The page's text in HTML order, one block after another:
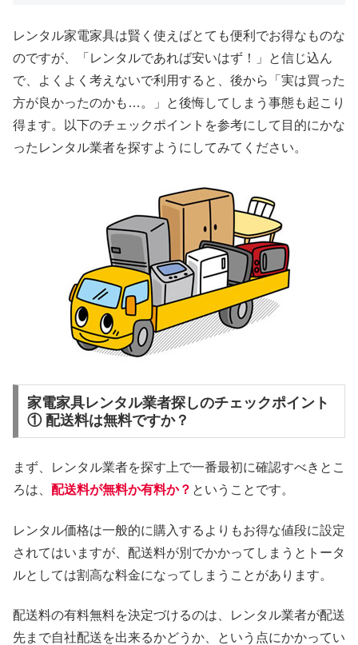
レンタル家電家具は賢く使えばとても便利でお得なものな
のですが、「レンタルであれば安いはず！」と信じ込ん
で、よくよく考えないで利用すると、後から「実は買った
方が良かったのかも…。」と後悔してしまう事態も起こり
得ます。以下のチェックポイントを参考にして目的にかな
ったレンタル業者を探すようにしてみてください。
家電家具レンタル業者探しのチェックポイント
① 配送料は無料ですか？
まず、レンタル業者を探す上で一番最初に確認すべきとこ
ろは、 配送料が無料か有料か？ ということです。
レンタル価格は一般的に購入するよりもお得な値段に設定
されてはいますが、配送料が別でかかってしまうとトータ
ルとしては割高な料金になってしまうことがあります。
配送料の有料無料を決定づけるのは、レンタル業者が配送
先まで自社配送を出来るかどうか、という点にかかってい